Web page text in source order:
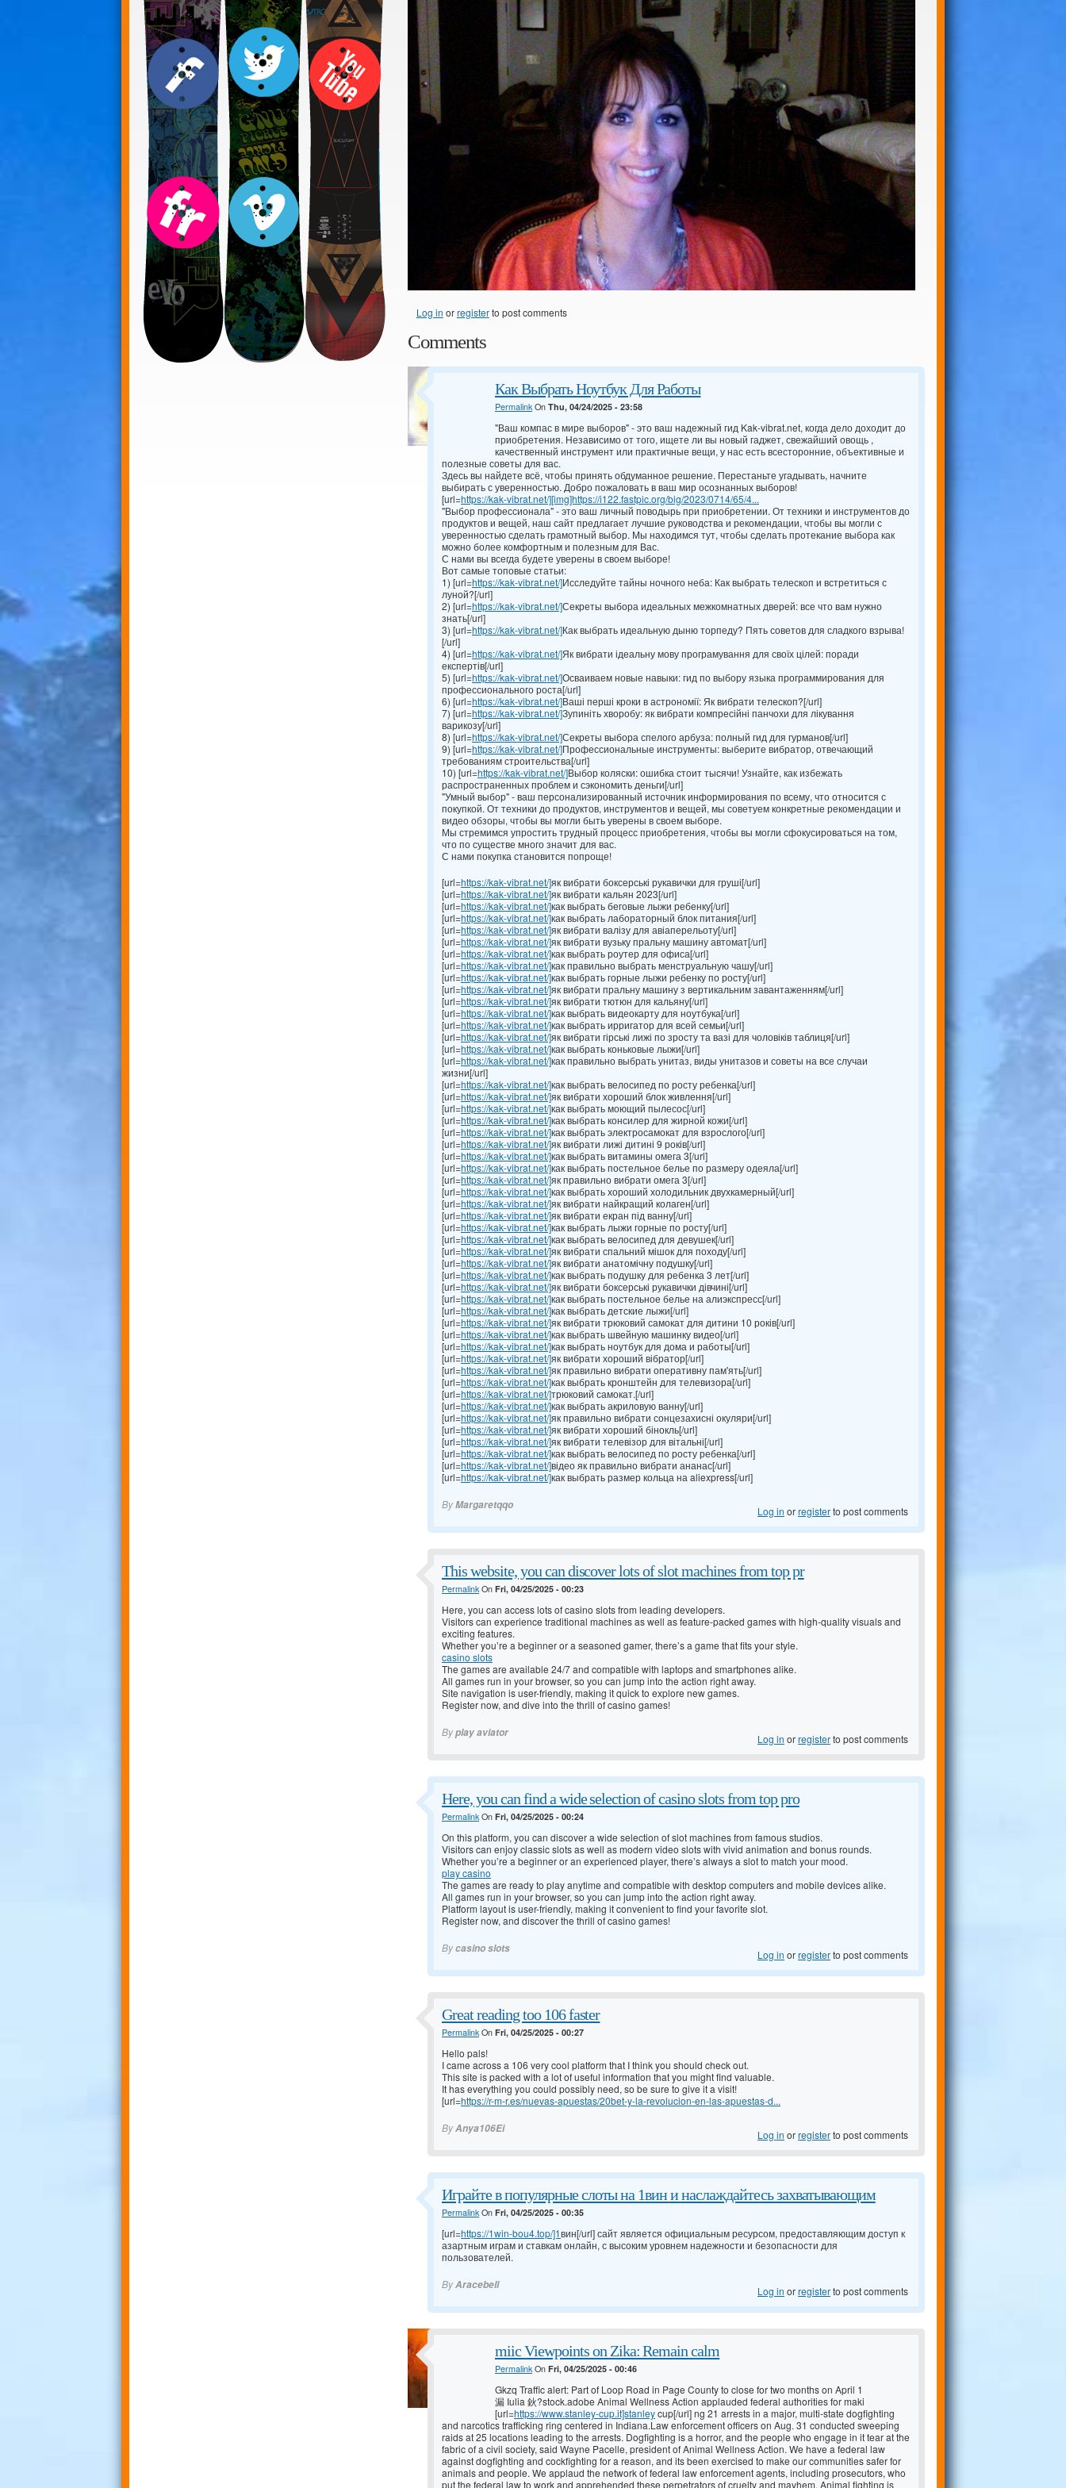
Log in orregisterto post comments
Comments
Как Выбрать Ноутбук Для Работы
PermalinkOn Thu, 04/24/2025 - 23:58
"Ваш компас в мире выборов" - это ваш надежный гид Kak-vibrat.net, когда дело доходит до
приобретения. Независимо от того, ищете ли вы новый гаджет, свежайший овощь ,
качественный инструмент или практичные вещи, у нас есть всесторонние, объективные и
полезные советы для вас.
Здесь вы найдете всё, чтобы принять обдуманное решение. Перестаньте угадывать, начните
выбирать с уверенностью. Добро пожаловать в ваш мир осознанных выборов!
[url=https://kak-vibrat.net/][img]https://i122.fastpic.org/big/2023/0714/65/4...
"Выбор профессионала" - это ваш личный поводырь при приобретении. От техники и инструментов до
продуктов и вещей, наш сайт предлагает лучшие руководства и рекомендации, чтобы вы могли с
уверенностью сделать грамотный выбор. Мы находимся тут, чтобы сделать протекание выбора как
можно более комфортным и полезным для Вас.
С нами вы всегда будете уверены в своем выборе!
Вот самые топовые статьи:
1) [url=https://kak-vibrat.net/]Исследуйте тайны ночного неба: Как выбрать телескоп и встретиться с
луной?[/url]
2) [url=https://kak-vibrat.net/]Секреты выбора идеальных межкомнатных дверей: все что вам нужно
знать[/url]
3) [url=https://kak-vibrat.net/]Как выбрать идеальную дыню торпеду? Пять советов для сладкого взрыва!
[/url]
4) [url=https://kak-vibrat.net/]Як вибрати ідеальну мову програмування для своїх цілей: поради
експертів[/url]
5) [url=https://kak-vibrat.net/]Осваиваем новые навыки: гид по выбору языка программирования для
профессионального роста[/url]
6) [url=https://kak-vibrat.net/]Ваші перші кроки в астрономії: Як вибрати телескоп?[/url]
7) [url=https://kak-vibrat.net/]Зупиніть хворобу: як вибрати компресійні панчохи для лікування
варикозу[/url]
8) [url=https://kak-vibrat.net/]Секреты выбора спелого арбуза: полный гид для гурманов[/url]
9) [url=https://kak-vibrat.net/]Профессиональные инструменты: выберите вибратор, отвечающий
требованиям строительства[/url]
10) [url=https://kak-vibrat.net/]Выбор коляски: ошибка стоит тысячи! Узнайте, как избежать
распространенных проблем и сэкономить деньги[/url]
"Умный выбор" - ваш персонализированный источник информирования по всему, что относится с
покупкой. От техники до продуктов, инструментов и вещей, мы советуем конкретные рекомендации и
видео обзоры, чтобы вы могли быть уверены в своем выборе.
Мы стремимся упростить трудный процесс приобретения, чтобы вы могли сфокусироваться на том,
что по существе много значит для вас.
С нами покупка становится попроще!
[url=https://kak-vibrat.net/]як вибрати боксерські рукавички для груші[/url]
[url=https://kak-vibrat.net/]як вибрати кальян 2023[/url]
[url=https://kak-vibrat.net/]как выбрать беговые лыжи ребенку[/url]
[url=https://kak-vibrat.net/]как выбрать лабораторный блок питания[/url]
[url=https://kak-vibrat.net/]як вибрати валізу для авіаперельоту[/url]
[url=https://kak-vibrat.net/]як вибрати вузьку пральну машину автомат[/url]
[url=https://kak-vibrat.net/]как выбрать роутер для офиса[/url]
[url=https://kak-vibrat.net/]как правильно выбрать менструальную чашу[/url]
[url=https://kak-vibrat.net/]как выбрать горные лыжи ребенку по росту[/url]
[url=https://kak-vibrat.net/]як вибрати пральну машину з вертикальним завантаженням[/url]
[url=https://kak-vibrat.net/]як вибрати тютюн для кальяну[/url]
[url=https://kak-vibrat.net/]как выбрать видеокарту для ноутбука[/url]
[url=https://kak-vibrat.net/]как выбрать ирригатор для всей семьи[/url]
[url=https://kak-vibrat.net/]як вибрати гірські лижі по зросту та вазі для чоловіків таблиця[/url]
[url=https://kak-vibrat.net/]как выбрать коньковые лыжи[/url]
[url=https://kak-vibrat.net/]как правильно выбрать унитаз, виды унитазов и советы на все случаи
жизни[/url]
[url=https://kak-vibrat.net/]как выбрать велосипед по росту ребенка[/url]
[url=https://kak-vibrat.net/]як вибрати хороший блок живлення[/url]
[url=https://kak-vibrat.net/]как выбрать моющий пылесос[/url]
[url=https://kak-vibrat.net/]как выбрать консилер для жирной кожи[/url]
[url=https://kak-vibrat.net/]как выбрать электросамокат для взрослого[/url]
[url=https://kak-vibrat.net/]як вибрати лижі дитині 9 років[/url]
[url=https://kak-vibrat.net/]как выбрать витамины омега 3[/url]
[url=https://kak-vibrat.net/]как выбрать постельное белье по размеру одеяла[/url]
[url=https://kak-vibrat.net/]як правильно вибрати омега 3[/url]
[url=https://kak-vibrat.net/]как выбрать хороший холодильник двухкамерный[/url]
[url=https://kak-vibrat.net/]як вибрати найкращий колаген[/url]
[url=https://kak-vibrat.net/]як вибрати екран під ванну[/url]
[url=https://kak-vibrat.net/]как выбрать лыжи горные по росту[/url]
[url=https://kak-vibrat.net/]как выбрать велосипед для девушек[/url]
[url=https://kak-vibrat.net/]як вибрати спальний мішок для походу[/url]
[url=https://kak-vibrat.net/]як вибрати анатомічну подушку[/url]
[url=https://kak-vibrat.net/]как выбрать подушку для ребенка 3 лет[/url]
[url=https://kak-vibrat.net/]як вибрати боксерські рукавички дівчині[/url]
[url=https://kak-vibrat.net/]как выбрать постельное белье на алиэкспресс[/url]
[url=https://kak-vibrat.net/]как выбрать детские лыжи[/url]
[url=https://kak-vibrat.net/]як вибрати трюковий самокат для дитини 10 років[/url]
[url=https://kak-vibrat.net/]как выбрать швейную машинку видео[/url]
[url=https://kak-vibrat.net/]как выбрать ноутбук для дома и работы[/url]
[url=https://kak-vibrat.net/]як вибрати хороший вібратор[/url]
[url=https://kak-vibrat.net/]як правильно вибрати оперативну пам'ять[/url]
[url=https://kak-vibrat.net/]как выбрать кронштейн для телевизора[/url]
[url=https://kak-vibrat.net/]трюковий самокат.[/url]
[url=https://kak-vibrat.net/]как выбрать акриловую ванну[/url]
[url=https://kak-vibrat.net/]як правильно вибрати сонцезахисні окуляри[/url]
[url=https://kak-vibrat.net/]як вибрати хороший бінокль[/url]
[url=https://kak-vibrat.net/]як вибрати телевізор для вітальні[/url]
[url=https://kak-vibrat.net/]как выбрать велосипед по росту ребенка[/url]
[url=https://kak-vibrat.net/]відео як правильно вибрати ананас[/url]
[url=https://kak-vibrat.net/]как выбрать размер кольца на aliexpress[/url]
ByMargaretqqo Log in orregisterto post comments
This website, you can discover lots of slot machines from top pr
PermalinkOn Fri, 04/25/2025 - 00:23
Here, you can access lots of casino slots from leading developers.
Visitors can experience traditional machines as well as feature-packed games with high-quality visuals and
exciting features.
Whether you’re a beginner or a seasoned gamer, there’s a game that fits your style.
casino slots
The games are available 24/7 and compatible with laptops and smartphones alike.
All games run in your browser, so you can jump into the action right away.
Site navigation is user-friendly, making it quick to explore new games.
Register now, and dive into the thrill of casino games!
Byplay aviator Log in orregisterto post comments
Here, you can find a wide selection of casino slots from top pro
PermalinkOn Fri, 04/25/2025 - 00:24
On this platform, you can discover a wide selection of slot machines from famous studios.
Visitors can enjoy classic slots as well as modern video slots with vivid animation and bonus rounds.
Whether you’re a beginner or an experienced player, there’s always a slot to match your mood.
play casino
The games are ready to play anytime and compatible with desktop computers and mobile devices alike.
All games run in your browser, so you can jump into the action right away.
Platform layout is user-friendly, making it convenient to find your favorite slot.
Register now, and discover the thrill of casino games!
Bycasino slots Log in orregisterto post comments
Great reading too 106 faster
PermalinkOn Fri, 04/25/2025 - 00:27
Hello pals!
I came across a 106 very cool platform that I think you should check out.
This site is packed with a lot of useful information that you might find valuable.
It has everything you could possibly need, so be sure to give it a visit!
[url=https://r-m-r.es/nuevas-apuestas/20bet-y-la-revolucion-en-las-apuestas-d...
ByAnya106Ei Log in orregisterto post comments
Играйте в популярные слоты на 1вин и наслаждайтесь захватывающим
PermalinkOn Fri, 04/25/2025 - 00:35
[url=https://1win-bou4.top/]1вин[/url] сайт является официальным ресурсом, предоставляющим доступ к
азартным играм и ставкам онлайн, с высоким уровнем надежности и безопасности для
пользователей.
ByAracebell Log in orregisterto post comments
miic Viewpoints on Zika: Remain calm
PermalinkOn Fri, 04/25/2025 - 00:46
Gkzq Traffic alert: Part of Loop Road in Page County to close for two months on April 1
漏 Iulia 鈥?stock.adobe Animal Wellness Action applauded federal authorities for maki
[url=https://www.stanley-cup.it]stanleycup[/url] ng 21 arrests in a major, multi-state dogfighting
and narcotics trafficking ring centered in Indiana.Law enforcement officers on Aug. 31 conducted sweeping
raids at 25 locations leading to the arrests. Dogfighting is a horror, and the people who engage in it tear at the
fabric of a civil society, said Wayne Pacelle, president of Animal Wellness Action. We have a federal law
against dogfighting and cockfighting for a reason, and its been exercised to make our communities safer for
animals and people. We applaud the network of federal law enforcement agents, including prosecutors, who
put the federal law to work and apprehended these perpetrators of cruelty and mayhem. Animal fighting is